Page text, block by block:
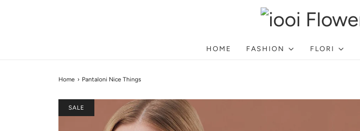
HOME FASHION FLORI
Home › Pantaloni Nice Things
SALE